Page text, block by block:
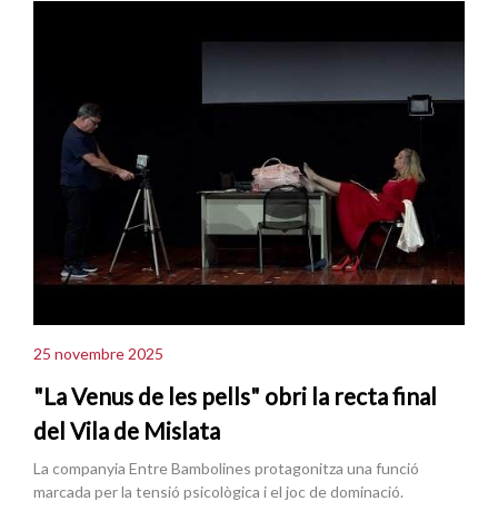
25 novembre 2025
"La Venus de les pells" obri la recta final
del Vila de Mislata
La companyia Entre Bambolines protagonitza una funció
marcada per la tensió psicològica i el joc de dominació.